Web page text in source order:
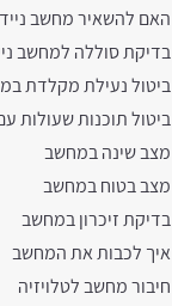
האם להשאיר מחשב
בדיקת סוללה למחשב
ביטול נעילת מקלדת
ביטול תוכנות שעולות
מצב שינה במחשב
מצב בטוח במחשב
בדיקת זיכרון במחשב
איך לכבות את המחשב
חיבור מחשב לטלויזיה